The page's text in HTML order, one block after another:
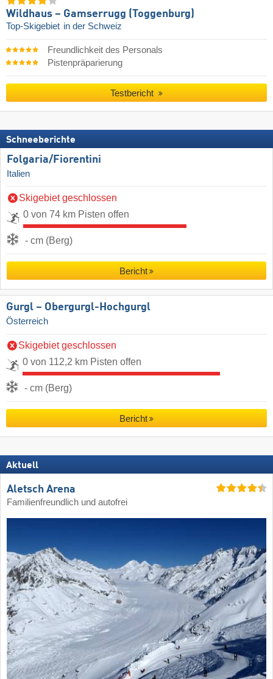
Wildhaus – Gamserrugg (Toggenburg)
Top-Skigebiet in der Schweiz
Freundlichkeit des Personals
Pistenpräparierung
Testbericht
Schneeberichte
Folgaria/​Fiorentini
Italien
Skigebiet geschlossen
0 von 74 km Pisten offen
- cm (Berg)
Bericht
Gurgl – Obergurgl-Hochgurgl
Österreich
Skigebiet geschlossen
0 von 112,2 km Pisten offen
- cm (Berg)
Bericht
Aktuell
Aletsch Arena
Familienfreundlich und autofrei